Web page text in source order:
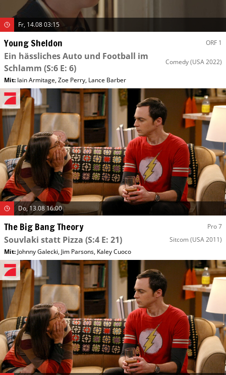
Fr, 14.08 03:15
Young Sheldon ORF 1
Ein hässliches Auto und Football im
Schlamm (S:6 E: 6)
Comedy(USA 2022)
Mit: Iain Armitage,Zoe Perry, Lance Barber
Do, 13.08 16:00
The Big Bang Theory Pro 7
Souvlaki statt Pizza (S:4 E: 21) Sitcom (USA 2011)
Mit: Johnny Galecki, Jim Parsons, Kaley Cuoco